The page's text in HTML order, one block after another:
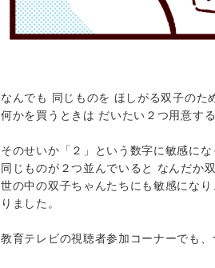
なんでも 同じものを ほしがる双子のた
何かを買うときは だいたい２つ用意す
そのせいか「２」という数字に敏感にな
同じものが２つ並んでいると なんだか
世の中の双子ちゃんたちにも敏感にな
りました。
教育テレビの視聴者参加コーナーでも